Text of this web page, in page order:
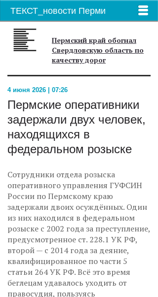
ТЕКСТ_новости Перми
Пермский край обогнал
Свердловскую область по
качеству дорог
4 июня 2026 | 07:26
Пермские оперативники
задержали двух человек,
находящихся в
федеральном розыске
Сотрудники отдела розыска
оперативного управления ГУФСИН
России по Пермскому краю
задержали двоих осуждённых. Один
из них находился в федеральном
розыске с 2002 года за преступление,
предусмотренное ст. 228.1 УК РФ,
второй — с 2014 года за деяние,
квалифицированное по части 5
статьи 264 УК РФ. Всё это время
беглецам удавалось уходить от
правосудия, пользуясь